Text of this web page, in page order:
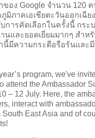
ของ Google จำนวน 120
มิภาคเอเชียตะวันออกเฉีย
การคัดเลือกในครั้งนี้ กระ
นและยอดเยี่ยมมากๆ สำหรั
นี้มีความกระตือรือร้นและ
program, we've
attend the Ambassador
– 12 July. Here, the
interact with
East Asia and of